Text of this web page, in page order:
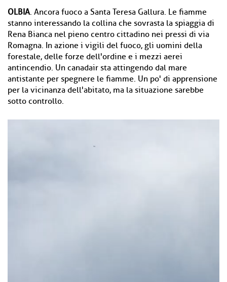
OLBIA. Ancora fuoco a Santa Teresa Gallura. Le fiamme
stanno interessando la collina che sovrasta la spiaggia di
Rena Bianca nel pieno centro cittadino nei pressi di via
Romagna. In azione i vigili del fuoco, gli uomini della
forestale, delle forze dell'ordine e i mezzi aerei
antincendio. Un canadair sta attingendo dal mare
antistante per spegnere le fiamme. Un po' di apprensione
per la vicinanza dell'abitato, ma la situazione sarebbe
sotto controllo.